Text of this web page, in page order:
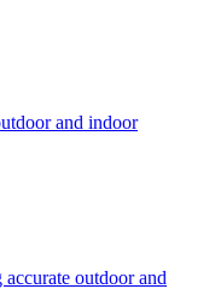
and indoor
outdoor and